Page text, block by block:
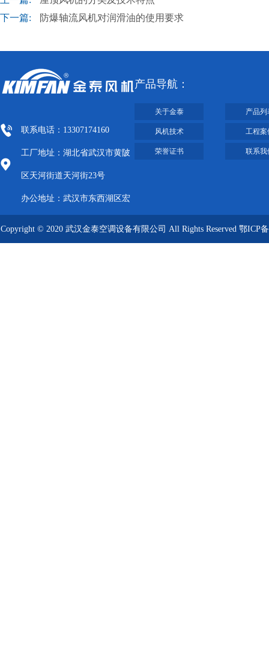
下一篇:
防爆轴流风机对润滑油的使用要求
联系电话：13307174160
工厂地址：湖北省武汉市黄陂
区天河街道天河街23号
办公地址：武汉市东西湖区宏
2012
产品导航：
关于金泰 产品列
风机技术 工程案
荣誉证书 联系我
Copyright © 2020 武汉金泰空调设备有限公司 All Rights Reserved 鄂ICP备